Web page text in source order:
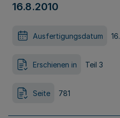
16.8.2010
Ausfertigungsdatum
Erschienen in Teil 3
Seite 781